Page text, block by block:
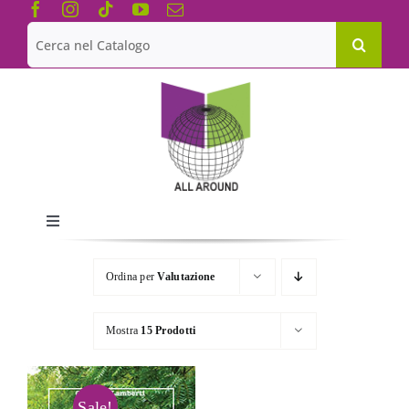
Salta
contenuto
Cerca
per:
Toggle
Navigation
Chi siamo
Le Collane
Catalogo
Ordina perValutazione
Mostra 15 Prodotti